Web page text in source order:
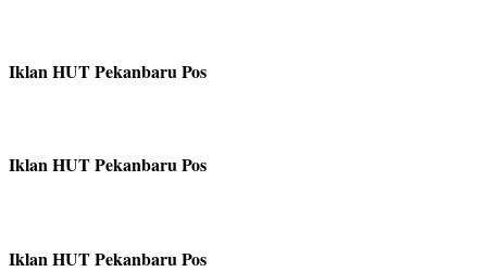
Iklan HUT Pekanbaru Pos
Iklan HUT Pekanbaru Pos
Iklan HUT Pekanbaru Pos